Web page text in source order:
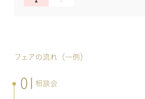
フェアの流れ（一例）
01 相談会